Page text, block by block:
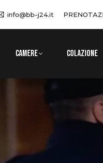
info@bb-j24.it
CAMERE COLAZIONE